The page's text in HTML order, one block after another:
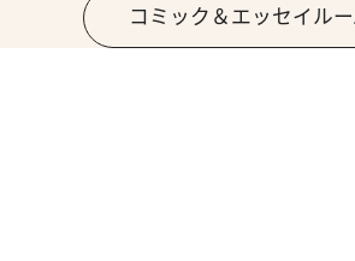
コミック＆エッセイル